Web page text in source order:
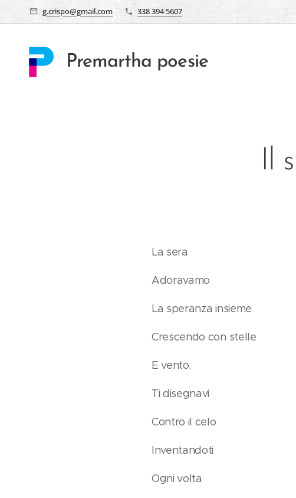
g.crispo@gmail.com 338 394 5607
Premartha poesie
Il
La sera
Adoravamo
La speranza insieme
Crescendo con stelle
E vento.
Ti disegnavi
Contro il celo
Inventandoti
Ogni volta